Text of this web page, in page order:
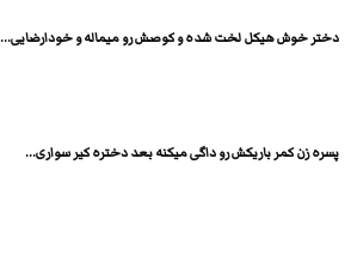
دختر خوش هیکل لخت شده و کوصش رو میماله و خودارضایی...
پسره زن کمر باریکش رو داگی میکنه بعد دختره کیر سواری...